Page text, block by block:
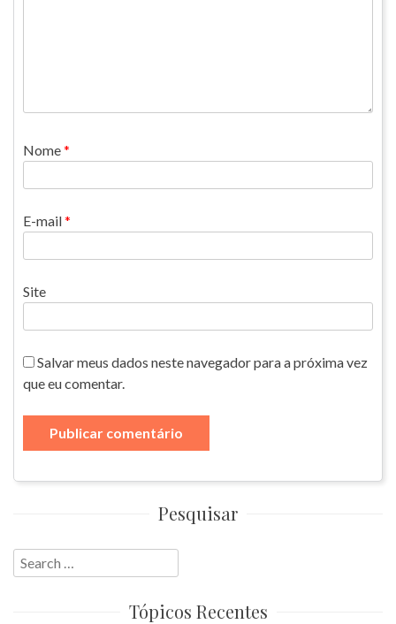
Nome*
E-mail*
Site
Salvar meus dados neste navegador para a próxima vez
que eu comentar.
Pesquisar
Search
for:
Tópicos Recentes